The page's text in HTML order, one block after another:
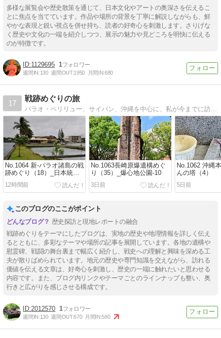
多様な展覧会や歴史散策を通じて、日本文化やアートの奥深さを伝えるこ
とに焦点を当てています。作品や場所の背景を丁寧に解説しながらも、鮮
やかな表現と鋭い視点を併せ持ち、読者の好奇心を刺激します。さりげな
く歴史や文化の一端を紹介しつつ、展示の魅力や見どころを明快に伝える
のが特徴です。
1129695 1
週間IN:130 週間OUT:1950 月間IN:680
17
戦跡めぐりの旅
パラオ・ペリリュー、サイパン、沖縄を中心に、私が今までに訪れた国内外の戦跡について不定期ですがご紹介しています。
No.1064 新-パラオ諸島の戦
跡めぐり（18）_日本統治
時代のプール跡
12時間前
No.1063長崎原爆遺構めぐ
り（35）_爆心地公園-10
3日前
No.1062 沖縄
んの塔（4）
5日前
このブログのここがポイント
歴史探訪と現地レポートの融合
戦跡めぐりをテーマにしたブログは、実地の歴史や地理情報を詳しく伝え
るとともに、多彩なテーマや場所の記事を展開しています。各地の遺構や
慰霊碑、戦闘の舞台裏まで幅広く紹介し、戦史への理解と興味を深める工
夫が散りばめられています。地元の歴史や専門知識を交えながら、訪れる
価値を伝える文章は、好奇心を刺激し、歴史の一端に触れたいと思わせる
内容です。また、ブログ内リンクやテーマごとのラインナップも整い、奥
行きと広がりを感じさせる構成です。
2012570 1
週間IN:130 週間OUT:670 月間IN:580